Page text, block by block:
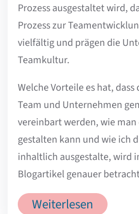
Prozess ausgestaltet wird,
Prozess zur
vielfältig und prägen die
Teamkultur.
Welche Vorteile es hat,
Team und Unternehmen
vereinbart werden, wie man
gestalten kann und wie ich
inhaltlich ausgestalte, wird
Blogartikel genauer
Weiterlesen